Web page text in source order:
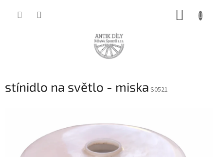
stínidlo na světlo - miska S0521